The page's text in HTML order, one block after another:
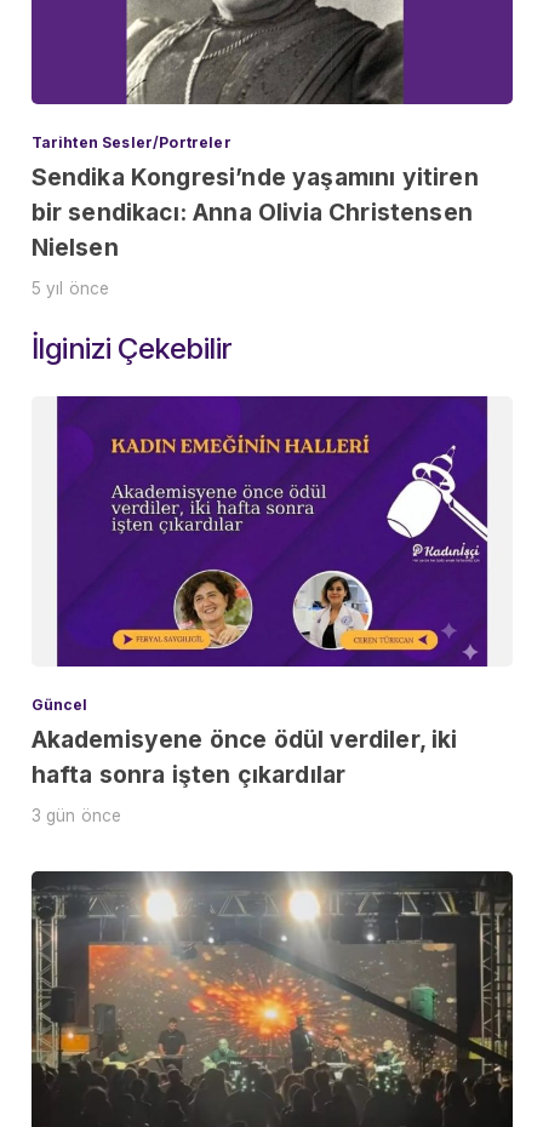
Tarihten Sesler/Portreler
Sendika Kongresi’nde yaşamını yitiren
bir sendikacı: Anna Olivia Christensen
Nielsen
5 yıl önce
İlginizi Çekebilir
Güncel
Akademisyene önce ödül verdiler, iki
hafta sonra işten çıkardılar
3 gün önce